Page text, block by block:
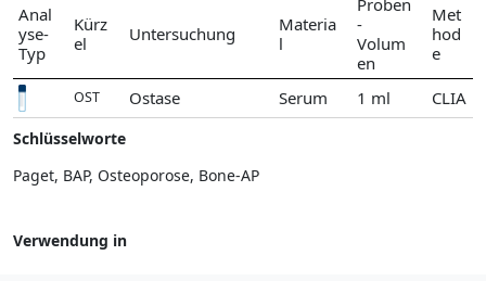
Anal
yse-
Typ
Kürz
el
Untersuchung
Materia
l
-
Volum
en
Met
hod
e
OST Ostase Serum 1 ml CLIA
Schlüsselworte
Paget, BAP, Osteoporose, Bone-AP
Verwendung in